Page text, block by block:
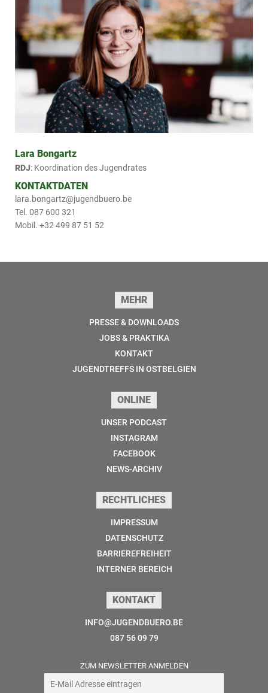
Lara Bongartz
RDJ: Koordination des Jugendrates
KONTAKTDATEN
lara.bongartz@jugendbuero.be
Tel. 087 600 321
Mobil. +32 499 87 51 52
MEHR
PRESSE & DOWNLOADS
JOBS & PRAKTIKA
KONTAKT
JUGENDTREFFS IN OSTBELGIEN
ONLINE
UNSER PODCAST
INSTAGRAM
FACEBOOK
NEWS-ARCHIV
RECHTLICHES
IMPRESSUM
DATENSCHUTZ
BARRIEREFREIHEIT
INTERNER BEREICH
KONTAKT
INFO@JUGENDBUERO.BE
087 56 09 79
ZUM NEWSLETTER ANMELDEN